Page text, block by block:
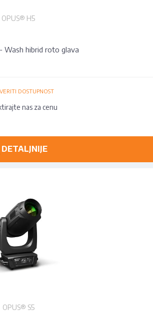
OPUS® H5
Wash hibrid roto glava
DOSTUPNOST
nas za cenu
DETALJNIJE
OPUS® S5